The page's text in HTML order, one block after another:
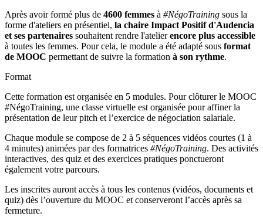
Après avoir formé plus de 4600 femmes à #NégoTraining sous la
forme d'ateliers en présentiel, la chaire Impact Positif d'Audencia
et ses partenaires souhaitent rendre l'atelierencore plus accessible
à toutes les femmes. Pour cela, le module a été adapté sous format
de MOOC permettant de suivre la formation à son rythme.
Format
Cette formation est organisée en 5 modules. Pour clôturer le MOOC
#NégoTraining, une classe virtuelle est organisée pour affiner la
présentation de leur pitch et l’exercice de négociation salariale.
Chaque module se compose de 2 à 5 séquences vidéos courtes (1 à
4 minutes) animées par des formatrices #NégoTraining. Des activités
interactives, des quiz et des exercices pratiques ponctueront
également votre parcours.
Les inscrites auront accès à tous les contenus (vidéos, documents et
quiz) dès l’ouverture du MOOC et conserveront l’accès après sa
fermeture.